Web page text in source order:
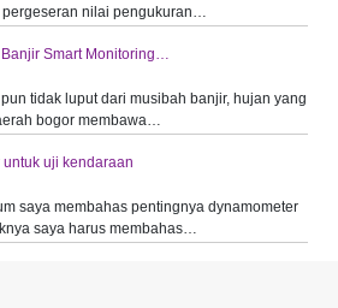
nilai pengukuran…
Smart Monitoring…
pun tidak luput dari musibah banjir, hujan yang
bogor membawa…
uji kendaraan
saya membahas pentingnya dynamometer
saya harus membahas…